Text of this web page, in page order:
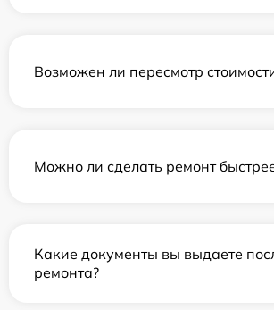
Возможен ли пересмотр
Можно ли сделать ремонт
Какие документы вы выдаете
ремонта?